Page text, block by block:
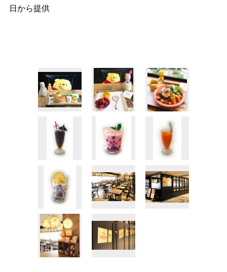
日から提供